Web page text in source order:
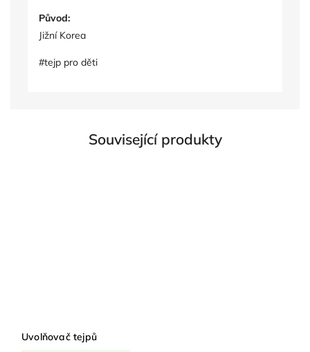
Původ:
Jižní Korea
#tejp pro děti
Související produkty
Uvolňovač tejpů